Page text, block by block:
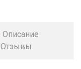
Описание
Отзывы